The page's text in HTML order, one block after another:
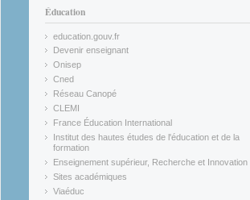
Éducation
education.gouv.fr
(link is external)
Devenir enseignant
(link is external)
Onisep
(link is external)
Cned
(link is external)
Réseau Canopé
(link is external)
CLEMI
(link is external)
France Éducation International
(link is external)
Institut des hautes études de l'éducation et de la
formation
(link is external)
Enseignement supérieur, Recherche et Innovation
(link is external)
Sites académiques
(link is external)
Viaéduc